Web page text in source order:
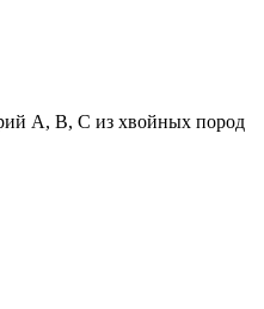
А, В, С из хвойных пород